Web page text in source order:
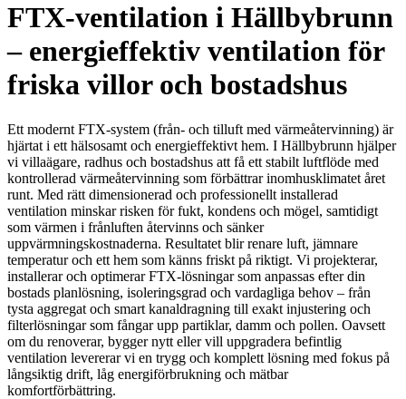
FTX-ventilation i Hällbybrunn
– energieffektiv ventilation för
friska villor och bostadshus
Ett modernt FTX-system (från- och tilluft med värmeåtervinning) är
hjärtat i ett hälsosamt och energieffektivt hem. I Hällbybrunn hjälper
vi villaägare, radhus och bostadshus att få ett stabilt luftflöde med
kontrollerad värmeåtervinning som förbättrar inomhusklimatet året
runt. Med rätt dimensionerad och professionellt installerad
ventilation minskar risken för fukt, kondens och mögel, samtidigt
som värmen i frånluften återvinns och sänker
uppvärmningskostnaderna. Resultatet blir renare luft, jämnare
temperatur och ett hem som känns friskt på riktigt. Vi projekterar,
installerar och optimerar FTX-lösningar som anpassas efter din
bostads planlösning, isoleringsgrad och vardagliga behov – från
tysta aggregat och smart kanaldragning till exakt injustering och
filterlösningar som fångar upp partiklar, damm och pollen. Oavsett
om du renoverar, bygger nytt eller vill uppgradera befintlig
ventilation levererar vi en trygg och komplett lösning med fokus på
långsiktig drift, låg energiförbrukning och mätbar
komfortförbättring.